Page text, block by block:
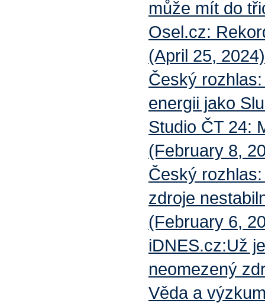
může mít do
Osel.cz:
(April 25, 2024)
Český
energii jako
Studio ČT 24:
(February 8,
Český
zdroje
(February 6,
iDNES.cz:Už
neomezený
Věda a